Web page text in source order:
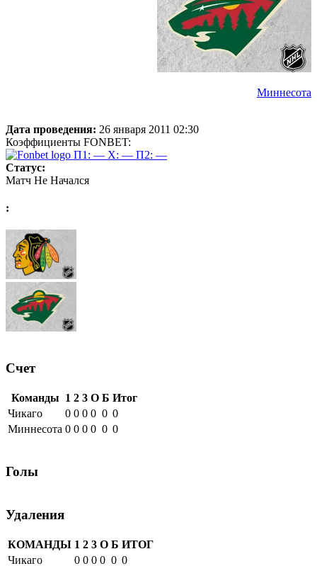
Миннесота
Дата проведения: 26 января 2011 02:30
Коэффициенты FONBET:
П1: — X: — П2: —
Статус:
Матч Не Начался
:
Счет
Команды 1 2 3 О Б Итог
Чикаго
0 0 0 0 0 0
Миннесота 0 0 0 0 0 0
Голы
Удаления
КОМАНДЫ 1 2 3 О Б ИТОГ
Чикаго
0 0 0 0 0 0